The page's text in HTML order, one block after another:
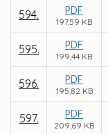
594. PDF
197,59 KB
595. PDF
199,44 KB
596. PDF
195,82 KB
597. PDF
209,69 KB